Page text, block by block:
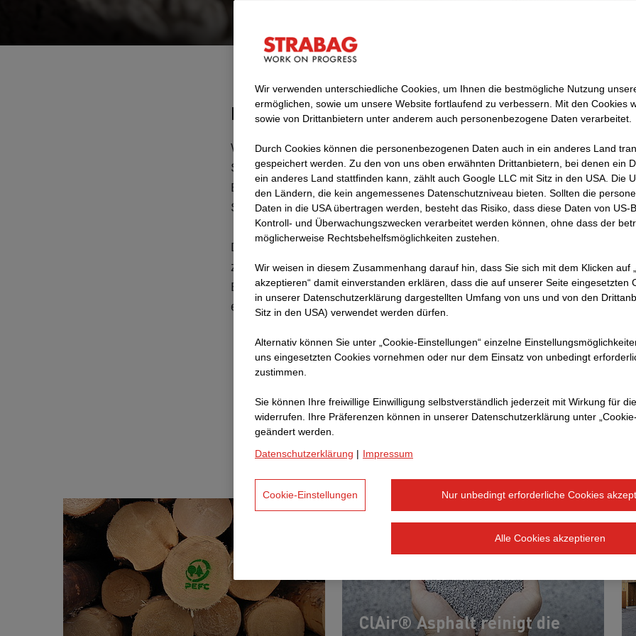
Der Weg in eine klimaneutrale Baustoffproduktion
Wir haben uns ein ehrgeiziges Ziel gesetzt: Bis 2040 sollen alle
STRABAG zum Einsatz kommen, klimaneutral sein. Das umfasst
Eigenproduktion als auch die Materialien, die wir von Lieferant:innen und
Subunternehmen beziehen.
Die Baubranche verursacht mehr als ein Drittel des weltweiten CO2-
zu einem wesentlichen Teil auch an der Produktion und dem Transport
Baustoffen und dem Rohstoffabbau liegt. Nachhaltige Baustoffe sind
eine moderne und klimaschonende Bauindustrie.
beitragen
STRABAG setzt auf nachhaltige Baustoffe – ein Thema mit vielen
ClAir® Asphalt reinigt die
Wir verwenden unterschiedliche Cookies, um Ihnen die best­mögliche Nutzung
ermöglichen, sowie um unsere Website fortlaufend zu verbessern. Mit den Cookies
sowie von Drittanbietern unter anderem auch personenbezogene Daten verarbeitet.
Durch Cookies können die personenbezogenen Daten auch in ein anderes Land
gespeichert werden. Zu den von uns oben erwähnten Drittanbietern, bei denen ein
ein anderes Land stattfinden kann, zählt auch Google LLC mit Sitz in den USA. Die
den Ländern, die kein angemessenes Datenschutzniveau bieten. Sollten die
Daten in die USA übertragen werden, besteht das Risiko, dass diese Daten von US-
Kontroll- und Überwachungszwecken verarbeitet werden können, ohne dass der
möglicherweise Rechtsbehelfsmöglichkeiten zustehen.
Wir weisen in diesem Zusammenhang darauf hin, dass Sie sich mit dem Klicken auf
akzeptieren“ damit ein­ver­standen erklären, dass die auf unserer Seite eingesetzten
in unserer Datenschutzerklärung dargestellten Umfang von uns und von den
Sitz in den USA) verwendet werden dürfen.
Alternativ können Sie unter „Cookie-Einstellungen“ einzelne
uns eingesetzten Cookies vornehmen oder nur dem Einsatz von unbedingt
zustimmen.
Sie können Ihre freiwillige Einwilligung selbstverständlich jederzeit mit Wirkung für
widerrufen. Ihre Prä­fe­renzen können in unserer Datenschutzerklärung unter
geändert werden.
Datenschutzerklärung | Impressum
Nur unbedingt erforderliche Cookies
Alle Cookies akzeptieren
Cookie-Einstellungen